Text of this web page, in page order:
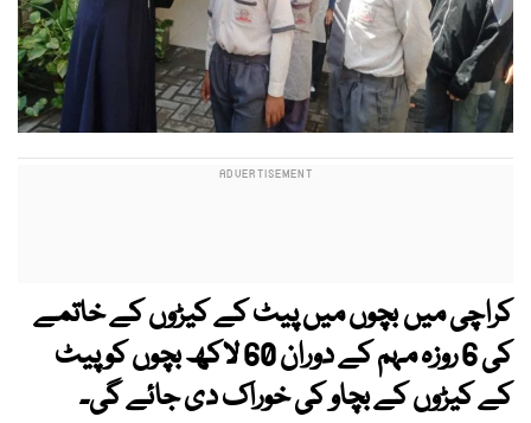
کراچی میں بچوں میں پیٹ کے کیڑوں کے خاتمے
کی 6 روزہ مہم کے دوران 60 لاکھ بچوں کو پیٹ
کے کیڑوں کے بچاو کی خوراک دی جائے گی۔